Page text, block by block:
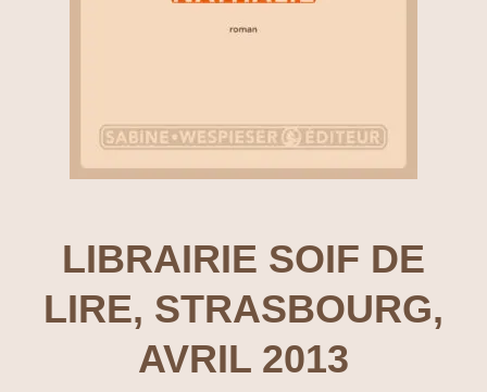
LIBRAIRIE SOIF DE
LIRE, STRASBOURG,
AVRIL 2013